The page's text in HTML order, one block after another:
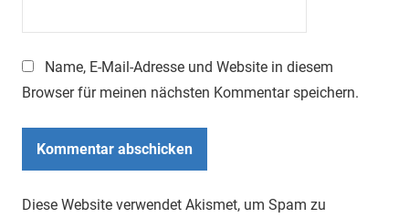
Name, E-Mail-Adresse und Website in diesem
Browser für meinen nächsten Kommentar speichern.
Diese Website verwendet Akismet, um Spam zu